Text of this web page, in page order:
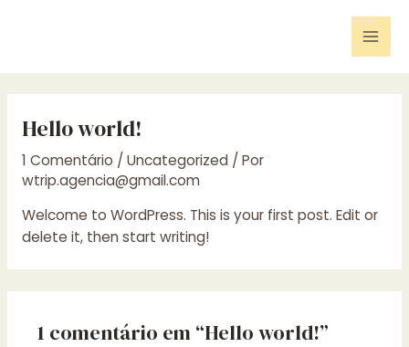
conteúdo
Hello world!
1 Comentário / Uncategorized/ Por
wtrip.agencia@gmail.com
Welcome to WordPress. This is your first post. Edit or
delete it, then start writing!
1 comentário em “Hello world!”